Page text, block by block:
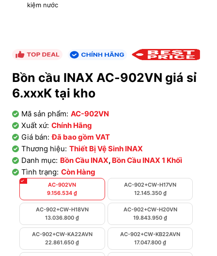
kiệm nước
Bồn cầu INAX AC-902VN giá sỉ
6.xxxK tại kho
Mã sản phẩm: AC-902VN
Xuất xứ: Chính Hãng
Giá bán: Đã bao gồm VAT
Thương hiệu: Thiết Bị Vệ Sinh INAX
Danh mục: Bồn Cầu INAX, Bồn Cầu INAX 1 Khối
Tình trạng: Còn Hàng
AC-902VN
9.156.534₫
AC-902+CW-H17VN
12.145.350 ₫
AC-902+CW-H18VN
13.036.800₫
AC-902+CW-H20VN
19.843.950₫
AC-902+CW-KA22AVN
22.861.650₫
AC-902+CW-KB22AVN
17.047.800₫